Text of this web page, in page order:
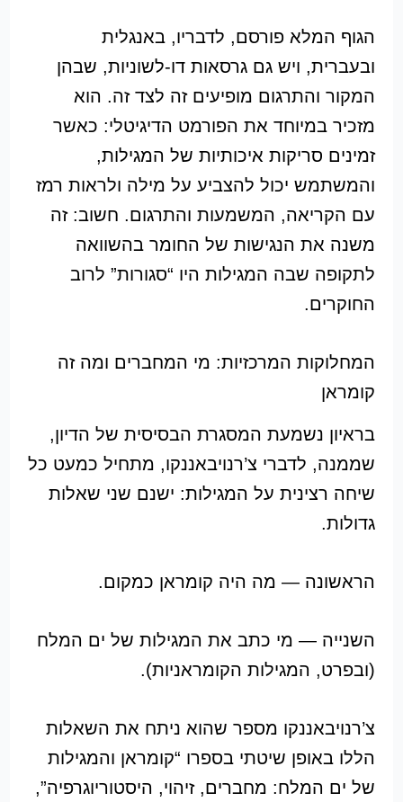
הגוף המלא פורסם, לדבריו, באנגלית
ובעברית, ויש גם גרסאות דו-לשוניות, שבהן
המקור והתרגום מופיעים זה לצד זה. הוא
מזכיר במיוחד את הפורמט הדיגיטלי: כאשר
זמינים סריקות איכותיות של המגילות,
והמשתמש יכול להצביע על מילה ולראות רמז
עם הקריאה, המשמעות והתרגום. חשוב: זה
משנה את הנגישות של החומר בהשוואה
לתקופה שבה המגילות היו “סגורות” לרוב
החוקרים.
המחלוקות המרכזיות: מי המחברים ומה זה
קומראן
בראיון נשמעת המסגרת הבסיסית של הדיון,
שממנה, לדברי צ’רנויבאננקו, מתחיל כמעט כל
שיחה רצינית על המגילות: ישנם שני שאלות
גדולות.
הראשונה — מה היה קומראן כמקום.
השנייה — מי כתב את המגילות של ים המלח
(ובפרט, המגילות הקומראניות).
צ’רנויבאננקו מספר שהוא ניתח את השאלות
הללו באופן שיטתי בספרו “קומראן והמגילות
של ים המלח: מחברים, זיהוי, היסטוריוגרפיה”,